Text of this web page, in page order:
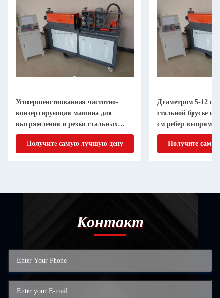
Усовершенствованная частотно-
конвертирующая машина для
выпрямления и резки стальных
стволов / ребер
Получите самую лучшую цену
Диаметром 5-12 см
стальной брусье и
см ребер
Получите
Контакт